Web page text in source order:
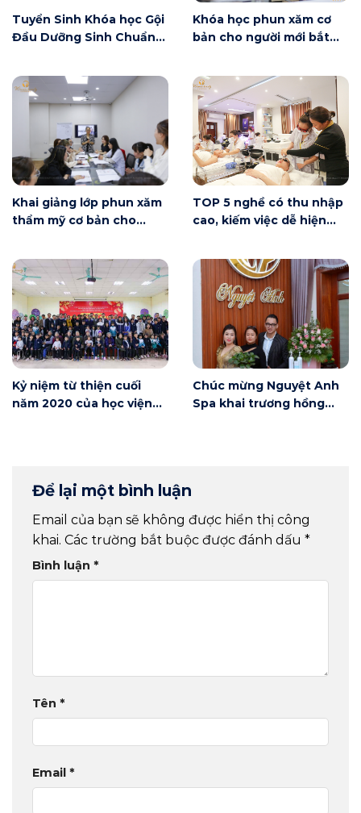
Tuyển Sinh Khóa học Gội
Đầu Dưỡng Sinh Chuẩn
Khóa học phun xăm cơ
bản cho người mới bắt
có gì?
Khai giảng lớp phun xăm
thẩm mỹ cơ bản cho
Nội
TOP 5 nghề có thu nhập
cao, kiếm việc dễ hiện
Kỷ niệm từ thiện cuối
năm 2020 của học viện
Chúc mừng Nguyệt Anh
Spa khai trương hồng
Để lại một bình luận
Email của bạn sẽ không được hiển thị công
khai. Các trường bắt buộc được đánh dấu *
Bình luận *
Tên *
Email *